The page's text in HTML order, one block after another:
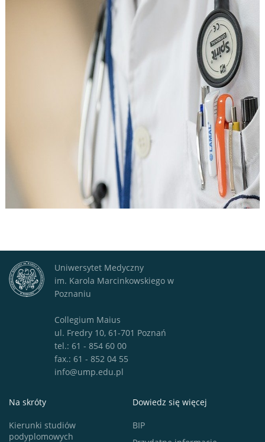
Uniwersytet Medyczny
im. Karola Marcinkowskiego w
Poznaniu
Collegium Maius
ul. Fredry 10, 61-701 Poznań
tel.: 61 - 854 60 00
fax.: 61 - 852 04 55
info@ump.edu.pl
Na skróty
Kierunki studiów
podyplomowych
Dowiedz się więcej
BIP